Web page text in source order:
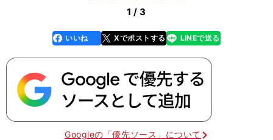
1 / 3
faceboo
k
いいね Xでポストする
line LINEで送る
Googleの「優先ソース」について